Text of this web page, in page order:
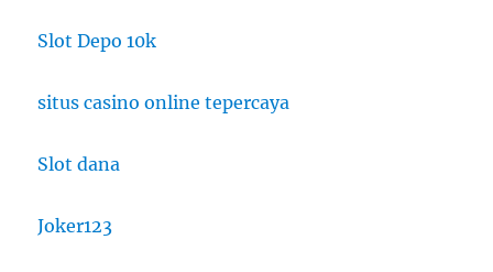
Slot Depo 10k
situs casino online tepercaya
Slot dana
Joker123